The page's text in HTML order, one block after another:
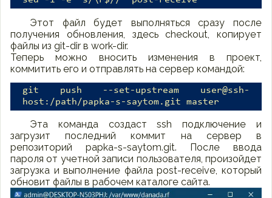
Этот файл будет выполняться сразу после
получения обновления, здесь checkout, копирует
файлы из git-dir в work-dir.
Теперь можно вносить изменения в проект,
коммитить его и отправлять на сервер командой:
git push --set-upstream user@ssh-
host:/path/papka-s-saytom.git master
Эта команда создаст ssh подключение и
загрузит последний коммит на сервер в
репозиторий papka-s-saytom.git. После ввода
пароля от учетной записи пользователя, произойдет
загрузка и выполнение файла post-receive, который
обновит файлы в рабочем каталоге сайта.